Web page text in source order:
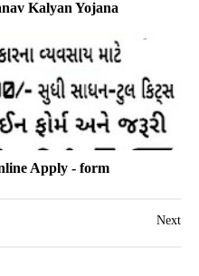
Kalyan Yojana
Apply - form
Next